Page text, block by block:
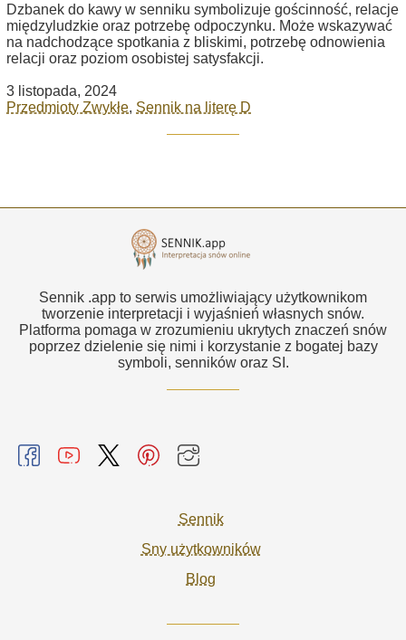
Dzbanek do kawy w senniku symbolizuje gościnność, relacje
międzyludzkie oraz potrzebę odpoczynku. Może wskazywać
na nadchodzące spotkania z bliskimi, potrzebę odnowienia
relacji oraz poziom osobistej satysfakcji.
3 listopada, 2024
Przedmioty Zwykłe, Sennik na literę D
Sennik .app to serwis umożliwiający użytkownikom
tworzenie interpretacji i wyjaśnień własnych snów.
Platforma pomaga w zrozumieniu ukrytych znaczeń snów
poprzez dzielenie się nimi i korzystanie z bogatej bazy
symboli, senników oraz SI.
Sennik
Sny użytkowników
Blog